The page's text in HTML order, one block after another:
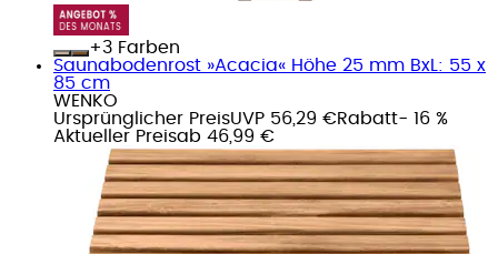
+
Farben
Saunabodenrost »Acacia« Höhe 25 mm BxL: 55 x
85 cm
WENKO
Ursprünglicher PreisUVP 56,29 €Rabatt- 16 %
Aktueller Preisab 46,99 €